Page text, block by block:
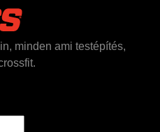
minden ami testépítés,